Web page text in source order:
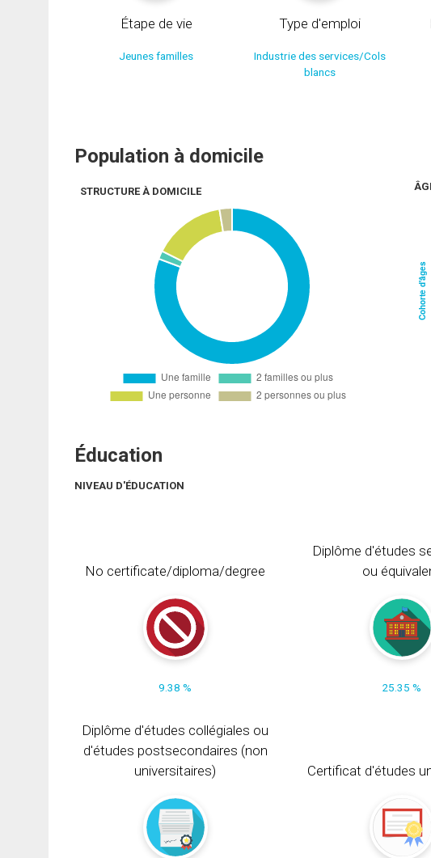
Étape de vie
Jeunes familles
Type d'emploi
Industrie des services/Cols
blancs
Population à domicile
STRUCTURE À DOMICILE
Éducation
NIVEAU D'ÉDUCATION
No certificate/diploma/degree
9.38 %
Diplôme d'études
ou
25.35 %
Diplôme d'études collégiales ou
d'études postsecondaires (non
universitaires)
Certificat d'études